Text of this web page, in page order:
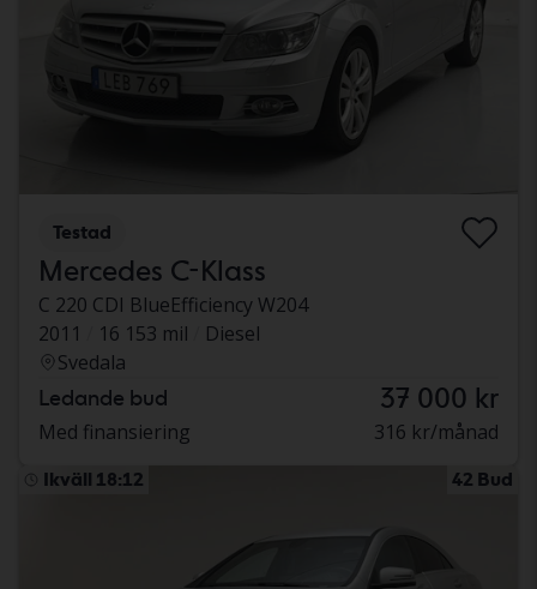
Testad
Mercedes C-Klass
C 220 CDI BlueEfficiency W204
2011
16 153 mil
Diesel
Svedala
Ledande bud 37 000 kr
Med finansiering 316 kr/månad
Ikväll 18:12 42 Bud